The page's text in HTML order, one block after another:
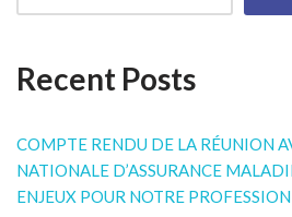
Recent Posts
COMPTE RENDU DE LA RÉUNION
NATIONALE D’ASSURANCE
ENJEUX POUR NOTRE